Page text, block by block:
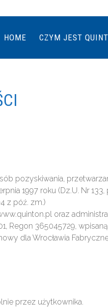
HOME CZYM JEST
pozyskiwania,
1997 roku (Dz.U. Nr
z póź. zm.)
oraz
Regon 365045729,
dla Wrocławia
przez użytkownika.